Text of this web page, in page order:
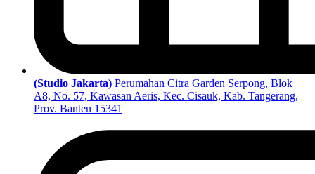
(Studio Jakarta) Perumahan Citra Garden Serpong, Blok
A8, No. 57, Kawasan Aeris, Kec. Cisauk, Kab. Tangerang,
Prov. Banten 15341